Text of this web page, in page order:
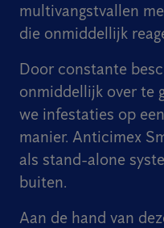
multivangstvallen
die onmiddellijk
Door constante
onmiddellijk over te
we infestaties op
manier. Anticimex
als stand-alone
buiten.
Aan de hand van